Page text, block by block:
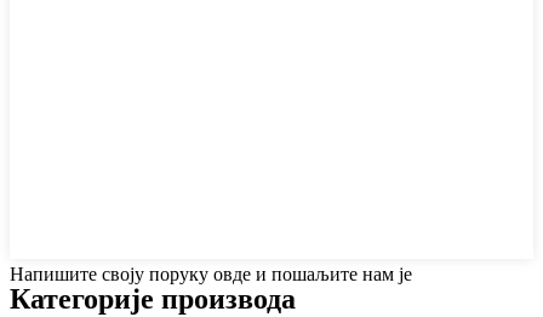
Напишите своју поруку овде и пошаљите нам је
Категорије производа